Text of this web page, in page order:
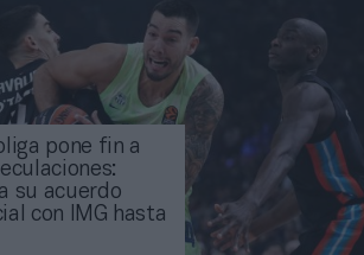
pone fin a
su acuerdo
con IMG hasta